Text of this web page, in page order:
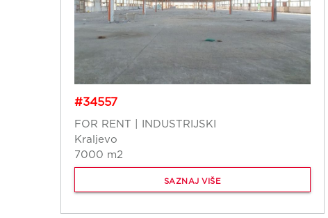
#34557
FOR RENT | INDUSTRIJSKI
Kraljevo
7000 m2
SAZNAJ VIŠE